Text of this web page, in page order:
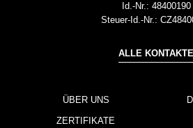
Id.-Nr.: 48400190
Steuer-Id.-Nr.:
ALLE KONTAKTE
ÜBER UNS
ZERTIFIKATE